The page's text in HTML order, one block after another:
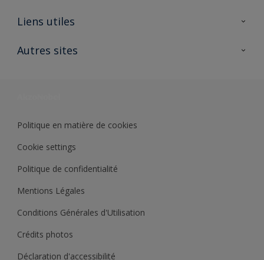
A propos de Sikkens
Liens utiles
Ouvrir un magasin PASS
Autres sites
Politique en matière de cookies
Cookie settings
Politique de confidentialité
Mentions Légales
Conditions Générales d'Utilisation
Crédits photos
Déclaration d'accessibilité